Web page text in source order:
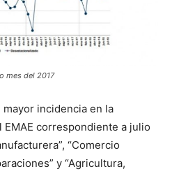
mes del 2017
mayor incidencia en la
correspondiente a julio
“Comercio
y “Agricultura,